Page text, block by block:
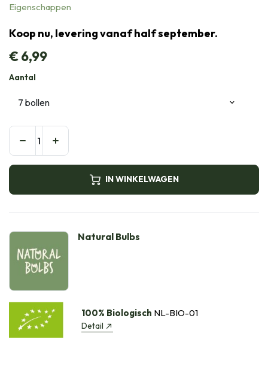
Eigenschappen
Koop nu, levering vanaf half september.
€6,99
Aantal
IN WINKELWAGEN
Natural Bulbs
100% Biologisch NL-BIO-01
Detail